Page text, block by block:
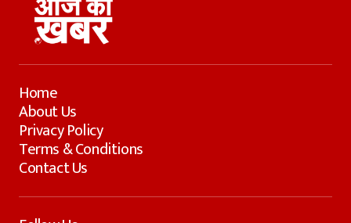
Home
About Us
Privacy Policy
Terms & Conditions
Contact Us